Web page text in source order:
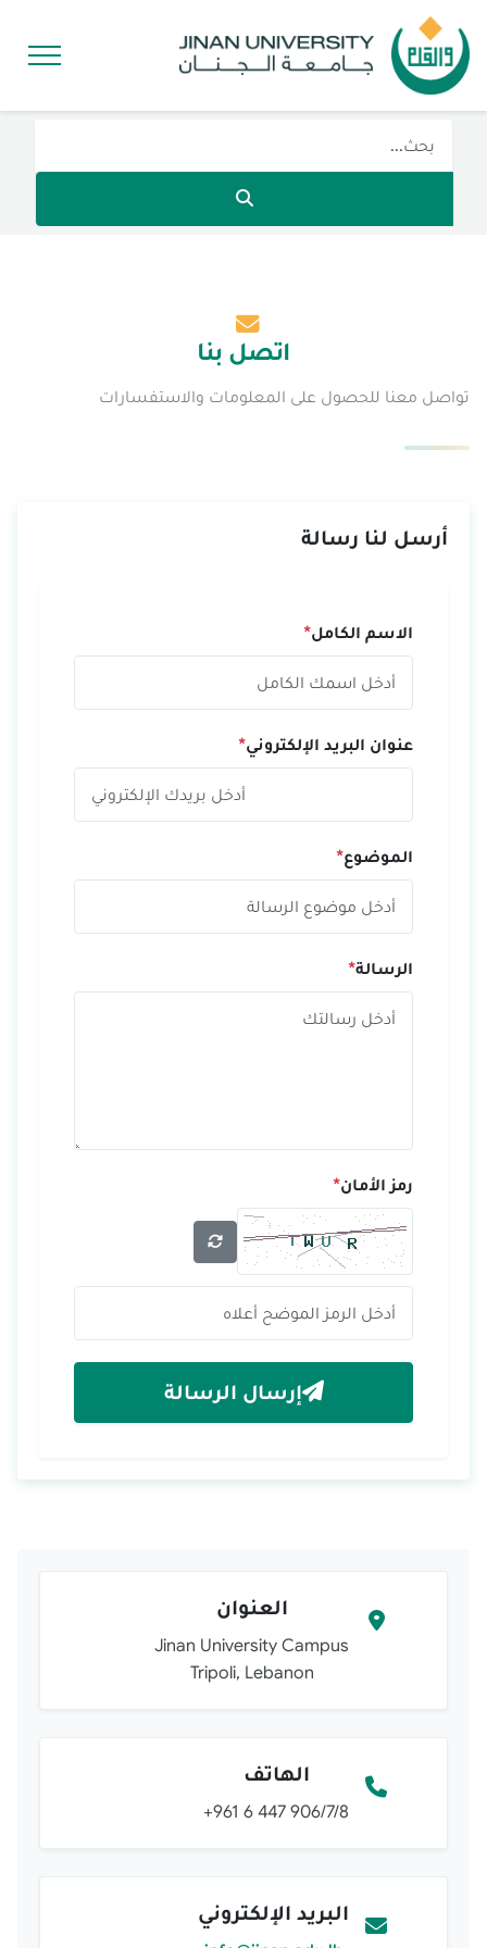
اتصل بنا
تواصل معنا للحصول على المعلومات والاستفسارات
أرسل لنا رسالة
الاسم الكامل*
عنوان البريد الإلكتروني*
الموضوع*
الرسالة*
رمز الأمان*
إرسال الرسالة
العنوان
Jinan University Campus
Tripoli, Lebanon
الهاتف
+961 6 447 906/7/8
البريد الإلكتروني